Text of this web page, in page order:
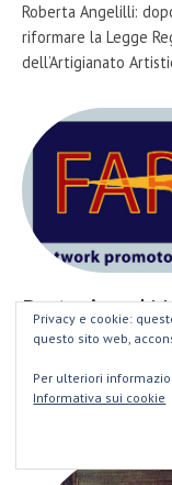
Roberta Angelilli:
riformare la Legge
dell’Artigianato
Partecipa al
«FaròArte» dal 2011
Creativo" romano (e
Whatsapp al 379-
Privacy e cookie:
questo sito web,
Per ulteriori
Informativa sui cookie